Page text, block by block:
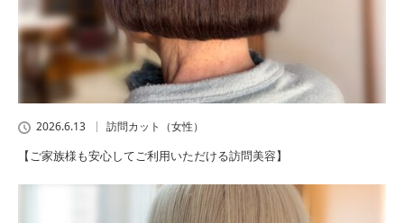
2026.6.13 訪問カット（女性）
【ご家族様も安心してご利用いただける訪問美容】